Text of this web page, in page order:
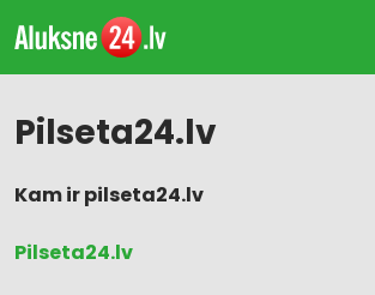
Pilseta24.lv
Kam ir pilseta24.lv
Pilseta24.lv